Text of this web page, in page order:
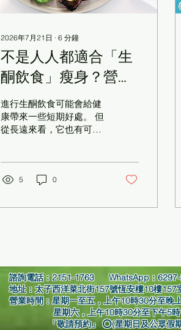
2026年7月21日 ∙ 6 分鐘
不是人人都適合「生
酮飲食」瘦身？營養
師告訴你11個「生酮
飲食」的壞處
進行生酮飲食可能會給健
康帶來一些短期好處。 但
從長遠來看，它也有可能
試的原因。 Hultin說：
正在進行生酮飲食，那麼
5 0
諮詢電話：2151-1763 WhatsApp：
地址：太子西洋菜北街157號恆安樓10樓157
營業時間：星期一至五，上午10時30分至晚
星期六，上午10時30分至下午5時
「敬請預約」 ⭕(星期日及公眾假